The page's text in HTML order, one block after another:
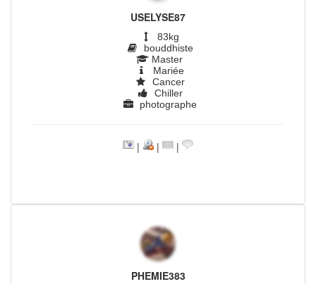
USELYSE87
83kg
bouddhiste
Master
Mariée
Cancer
Chiller
photographe
| | |
PHEMIE383